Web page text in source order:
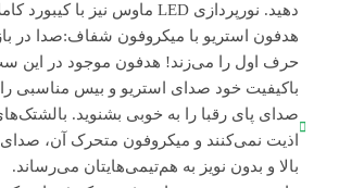
دهید. نورپردازی LED ماوس نیز با کیبورد کاملاً هماهنگ است.
هدفون استریو با میکروفون شفاف:صدا در
حرف اول را می‌زند! هدفون موجود در این
باکیفیت خود صدای استریو و بیس مناسبی را
صدای پای رقبا را به خوبی بشنوید.
اذیت نمی‌کنند و میکروفون متحرک آن،
بالا و بدون نویز به هم‌تیمی‌هایتان می‌رساند.